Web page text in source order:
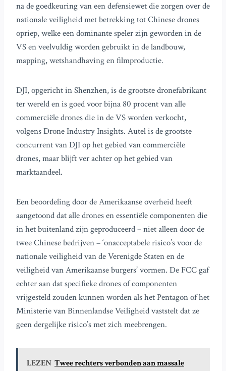
na de goedkeuring van een defensiewet die zorgen over de
nationale veiligheid met betrekking tot Chinese drones
opriep, welke een dominante speler zijn geworden in de
VS en veelvuldig worden gebruikt in de landbouw,
mapping, wetshandhaving en filmproductie.
DJI, opgericht in Shenzhen, is de grootste dronefabrikant
ter wereld en is goed voor bijna 80 procent van alle
commerciële drones die in de VS worden verkocht,
volgens Drone Industry Insights. Autel is de grootste
concurrent van DJI op het gebied van commerciële
drones, maar blijft ver achter op het gebied van
marktaandeel.
Een beoordeling door de Amerikaanse overheid heeft
aangetoond dat alle drones en essentiële componenten die
in het buitenland zijn geproduceerd – niet alleen door de
twee Chinese bedrijven – ‘onacceptabele risico’s voor de
nationale veiligheid van de Verenigde Staten en de
veiligheid van Amerikaanse burgers’ vormen. De FCC gaf
echter aan dat specifieke drones of componenten
vrijgesteld zouden kunnen worden als het Pentagon of het
Ministerie van Binnenlandse Veiligheid vaststelt dat ze
geen dergelijke risico’s met zich meebrengen.
LEZEN Twee rechters verbonden aan massale